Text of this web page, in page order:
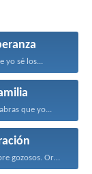
yo sé los...
que yo...
Estad siempre gozosos. Orad...